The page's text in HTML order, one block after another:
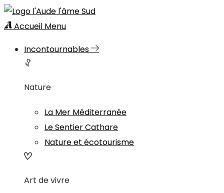
Accueil Menu
Incontournables
Nature
La Mer Méditerranée
Le Sentier Cathare
Nature et écotourisme
Art de vivre